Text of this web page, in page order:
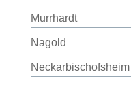
Murrhardt
Nagold
Neckarbischofsheim